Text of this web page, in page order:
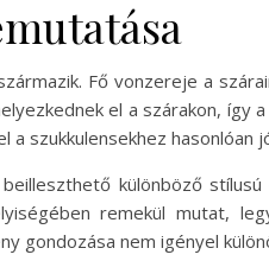
Fő vonzereje a
el a szárakon, így
szukkulensekhez
különböző
remekül mutat,
gondozása nem igényel